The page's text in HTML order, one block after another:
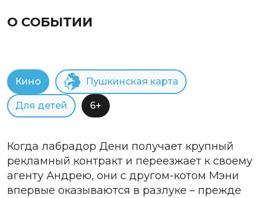
О СОБЫТИИ
Кино Пушкинская карта
Для детей 6+
Когда лабрадор Дени получает крупный
рекламный контракт и переезжает к своему
агенту Андрею, они с другом-котом Мэни
впервые оказываются в разлуке – прежде